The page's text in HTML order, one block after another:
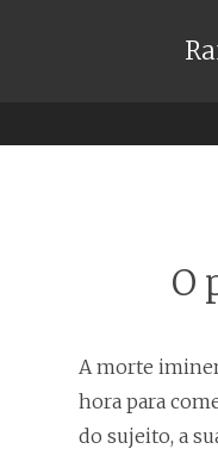
O
A morte
hora para
do sujeito, a